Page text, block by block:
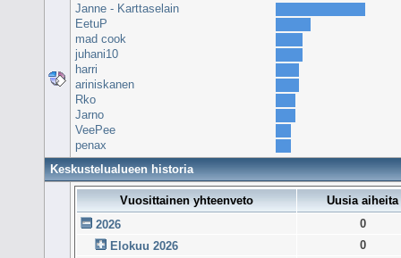
Janne - Karttaselain
EetuP
mad cook
juhani10
harri
ariniskanen
Rko
Jarno
VeePee
penax
Keskustelualueen historia
Vuosittainen yhteenveto
Uusia aiheita
2026
0
Elokuu 2026
0